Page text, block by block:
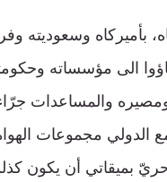
بأميركاه وسعوديته
الى مؤسساته
والمساعدات
الدولي مجموعات الهواة
بميقاتي أن يكون